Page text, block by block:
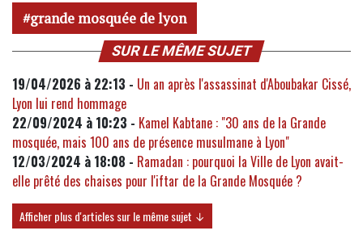
grande mosquée de lyon
SUR LE MÊME SUJET
19/04/2026 à 22:13 - Un an après l'assassinat d'Aboubakar Cissé,
Lyon lui rend hommage
22/09/2024 à 10:23 - Kamel Kabtane : "30 ans de la Grande
mosquée, mais 100 ans de présence musulmane à Lyon"
12/03/2024 à 18:08 - Ramadan : pourquoi la Ville de Lyon avait-
elle prêté des chaises pour l'iftar de la Grande Mosquée ?
Afficher plus d'articles sur le même sujet ↓